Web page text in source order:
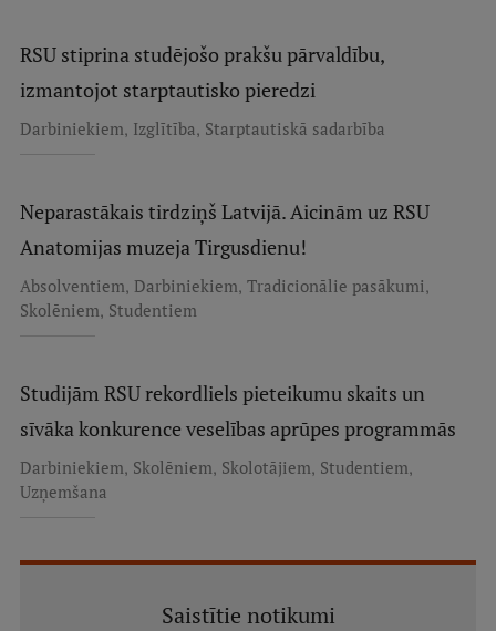
Mobilitātes programmas
Starptautiskie sadarbības partneri
EURAXESS RSU kontaktpunkts
EATRIS koordinators Latvijā
RSU stiprina studējošo prakšu pārvaldību,
izmantojot starptautisko pieredzi
Darbiniekiem, Izglītība, Starptautiskā sadarbība
Neparastākais tirdziņš Latvijā. Aicinām uz RSU
Anatomijas muzeja Tirgusdienu!
Absolventiem, Darbiniekiem, Tradicionālie pasākumi,
Skolēniem, Studentiem
Studijām RSU rekordliels pieteikumu skaits un
sīvāka konkurence veselības aprūpes programmās
Darbiniekiem, Skolēniem, Skolotājiem, Studentiem,
Uzņemšana
Saistītie notikumi